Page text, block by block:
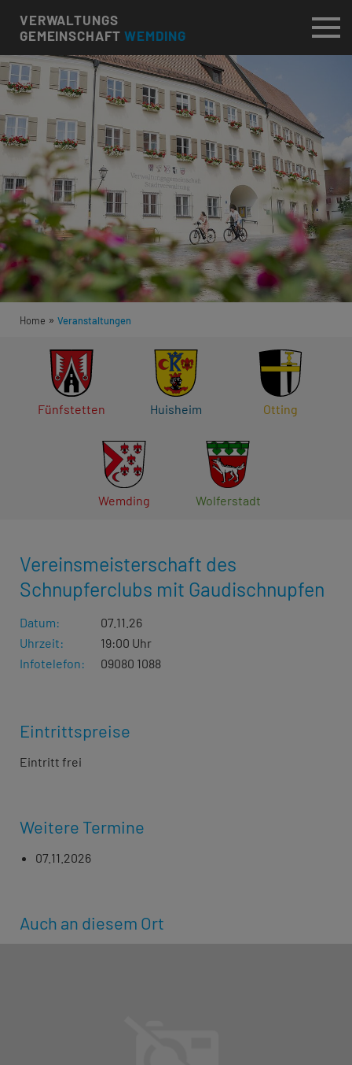
VERWALTUNGS
GEMEINSCHAFTWEMDING
Home » Veranstaltungen
Fünfstetten Huisheim Otting
Wemding Wolferstadt
Vereinsmeisterschaft des
Schnupferclubs mit Gaudischnupfen
Datum:
07.11.26
Uhrzeit:
19:00 Uhr
Infotelefon:
09080 1088
Eintrittspreise
Eintritt frei
Weitere Termine
07.11.2026
Auch an diesem Ort